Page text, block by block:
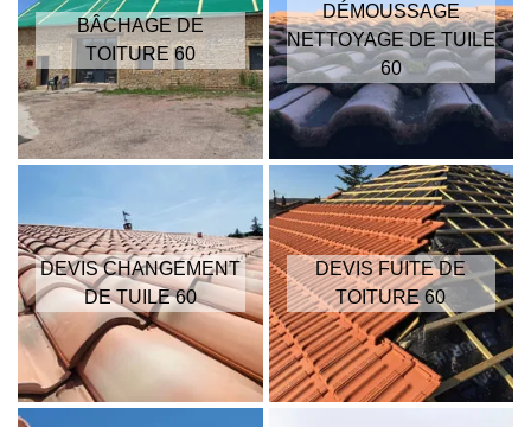
BÂCHAGE DE
TOITURE 60
DÉMOUSSAGE
NETTOYAGE DE TUILE
60
DEVIS CHANGEMENT
DE TUILE 60
DEVIS FUITE DE
TOITURE 60